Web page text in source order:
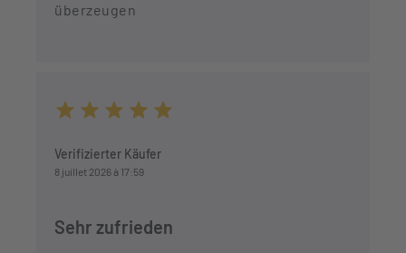
überzeugen
Verifizierter Käufer
8 juillet 2026 à 17:59
Sehr zufrieden